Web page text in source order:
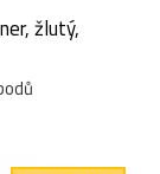
žlutý,